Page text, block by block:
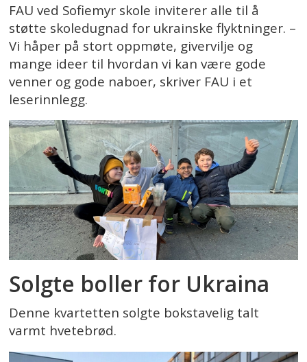
FAU ved Sofiemyr skole inviterer alle til å
støtte skoledugnad for ukrainske flyktninger. –
Vi håper på stort oppmøte, givervilje og
mange ideer til hvordan vi kan være gode
venner og gode naboer, skriver FAU i et
leserinnlegg.
Solgte boller for Ukraina
Denne kvartetten solgte bokstavelig talt
varmt hvetebrød.